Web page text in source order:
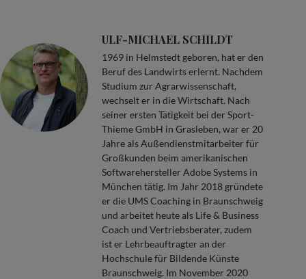
ULF-MICHAEL SCHILDT
1969 in Helmstedt geboren, hat er den
Beruf des Landwirts erlernt. Nachdem
Studium zur Agrarwissenschaft,
wechselt er in die Wirtschaft. Nach
seiner ersten Tätigkeit bei der Sport-
Thieme GmbH in Grasleben, war er 20
Jahre als Außendienstmitarbeiter für
Großkunden beim amerikanischen
Softwarehersteller Adobe Systems in
München tätig. Im Jahr 2018 gründete
er die UMS Coaching in Braunschweig
und arbeitet heute als Life & Business
Coach und Vertriebsberater, zudem
ist er Lehrbeauftragter an der
Hochschule für Bildende Künste
Braunschweig. Im November 2020